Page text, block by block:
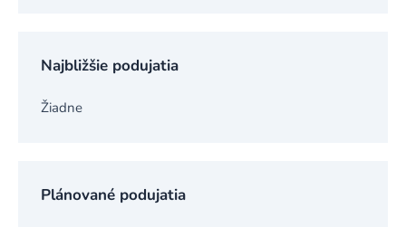
Najbližšie podujatia
Žiadne
Plánované podujatia